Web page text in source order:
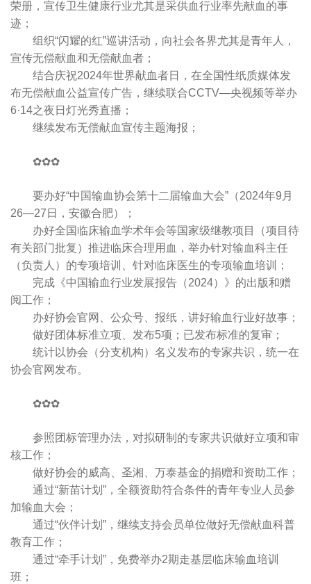
荣册，宣传卫生健康行业尤其是采供血行业率先献血的事
迹；
组织“闪耀的红”巡讲活动，向社会各界尤其是青年人，
宣传无偿献血和无偿献血者；
结合庆祝2024年世界献血者日，在全国性纸质媒体发
布无偿献血公益宣传广告，继续联合CCTV—央视频等举办
6·14之夜日灯光秀直播；
继续发布无偿献血宣传主题海报；
✿✿✿
要办好“中国输血协会第十二届输血大会”（2024年9月
26—27日，安徽合肥）；
办好全国临床输血学术年会等国家级继教项目（项目待
有关部门批复）推进临床合理用血，举办针对输血科主任
（负责人）的专项培训、针对临床医生的专项输血培训；
完成《中国输血行业发展报告（2024）》的出版和赠
阅工作；
办好协会官网、公众号、报纸，讲好输血行业好故事；
做好团体标准立项、发布5项；已发布标准的复审；
统计以协会（分支机构）名义发布的专家共识，统一在
协会官网发布。
✿✿✿
参照团标管理办法，对拟研制的专家共识做好立项和审
核工作；
做好协会的威高、圣湘、万泰基金的捐赠和资助工作；
通过“新苗计划”，全额资助符合条件的青年专业人员参
加输血大会；
通过“伙伴计划”，继续支持会员单位做好无偿献血科普
教育工作；
通过“牵手计划”，免费举办2期走基层临床输血培训
班；